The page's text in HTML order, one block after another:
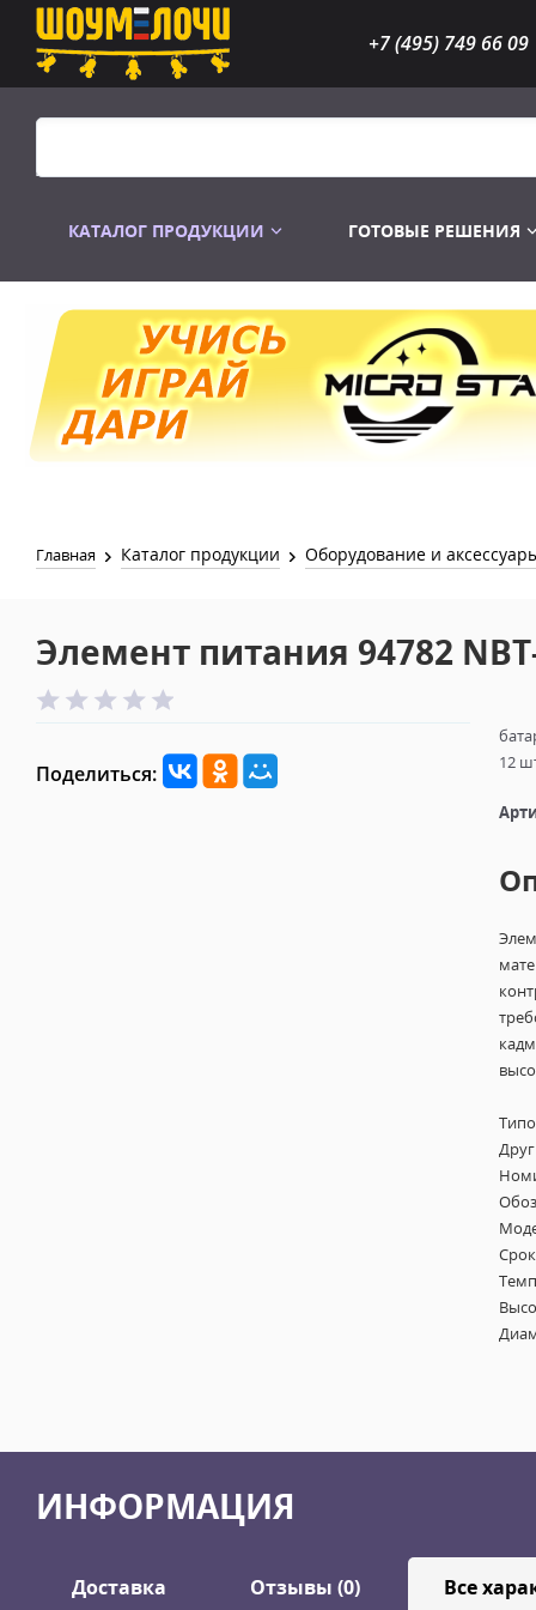
+7 (495) 749 66 09
КАТАЛОГ ПРОДУКЦИИ
Распродажа Лампы
ГОТОВЫЕ РЕШЕНИЯ
Главная Каталог продукции Оборудование и
Элемент питания 94782
Поделиться:
12
ИНФОРМАЦИЯ
Доставка Отзывы (0) Все